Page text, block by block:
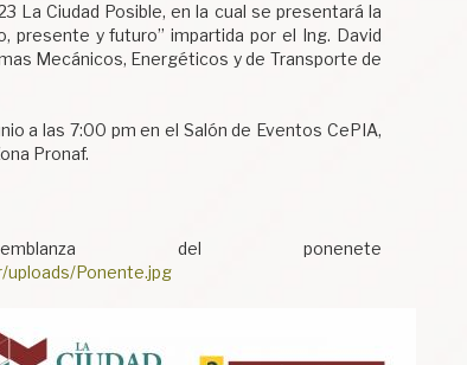
La Ciudad Posible, en la cual se presentará la
presente y futuro” impartida por el Ing. David
Mecánicos, Energéticos y de Transporte de
a las 7:00 pm en el Salón de Eventos CePIA,
Pronaf.
del ponenete
Ponente.jpg